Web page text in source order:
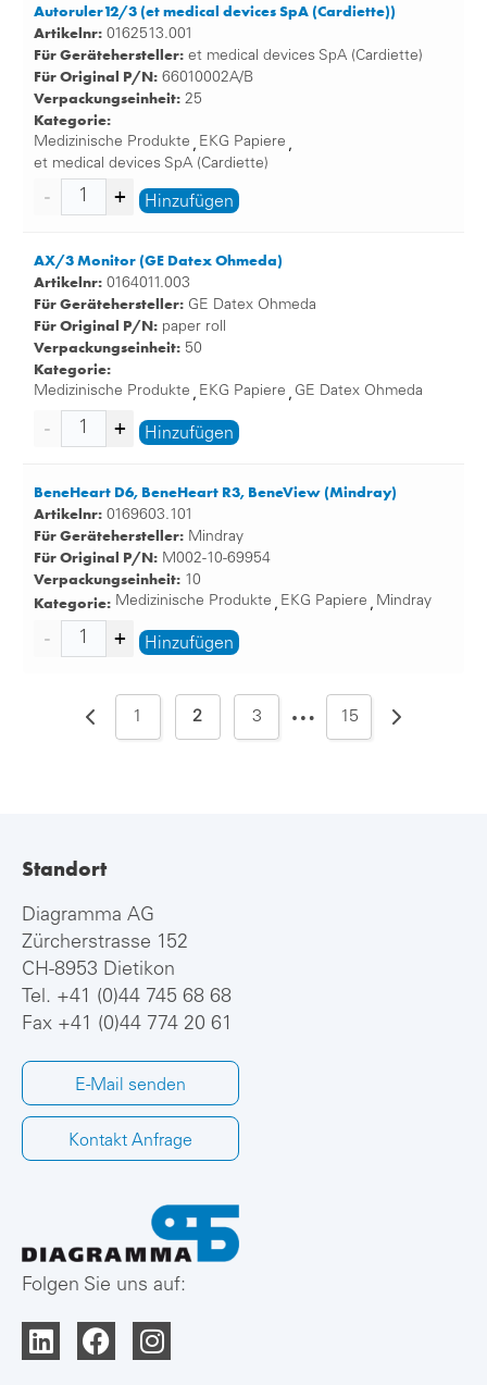
Autoruler12/3 (et medical devices SpA (Cardiette))
Artikelnr: 0162513.001
Für Gerätehersteller: et medical devices SpA (Cardiette)
Für Original P/N: 66010002A/B
Verpackungseinheit: 25
Kategorie:
Medizinische Produkte , EKG Papiere ,
et medical devices SpA (Cardiette)
Hinzufügen
AX/3 Monitor (GE Datex Ohmeda)
Artikelnr: 0164011.003
Für Gerätehersteller: GE Datex Ohmeda
Für Original P/N: paper roll
Verpackungseinheit: 50
Kategorie:
Medizinische Produkte , EKG Papiere , GE Datex Ohmeda
Hinzufügen
BeneHeart D6, BeneHeart R3, BeneView (Mindray)
Artikelnr: 0169603.101
Für Gerätehersteller: Mindray
Für Original P/N: M002-10-69954
Verpackungseinheit: 10
Kategorie: Medizinische Produkte , EKG Papiere , Mindray
Hinzufügen
1 2 3 … 15
Standort
Diagramma AG
Zürcherstrasse 152
CH-8953 Dietikon
Tel. +41 (0)44 745 68 68
Fax +41 (0)44 774 20 61
E-Mail senden
Kontakt Anfrage
Folgen Sie uns auf: